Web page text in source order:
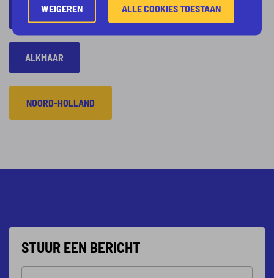
AMSTERDAM
ALKMAAR
NOORD-HOLLAND
STUUR EEN BERICHT
WEIGEREN ALLE COOKIES TOESTAAN